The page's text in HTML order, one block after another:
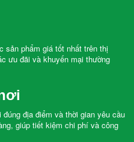
sản phẩm giá tốt nhất trên thị
ưu đãi và khuyến mại thường
địa điểm và thời gian yêu cầu
giúp tiết kiệm chi phí và công